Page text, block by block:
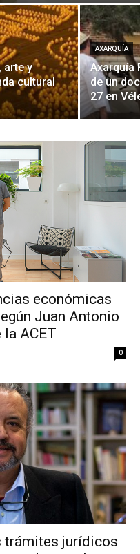
arte y
cultural
AXARQUÍA
Axarquía
de un
27 en
económicas
Juan Antonio
ACET
0
trámites jurídicos